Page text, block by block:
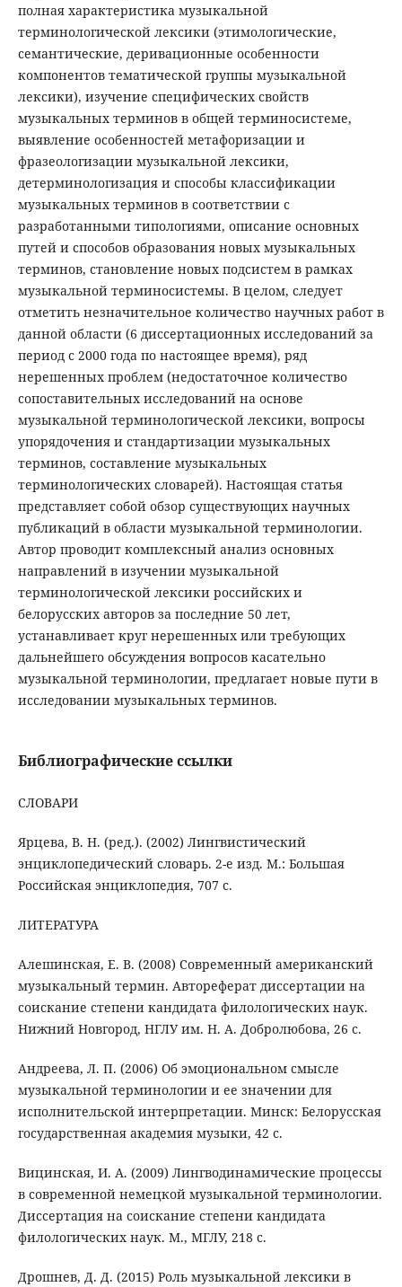
полная характеристика музыкальной
терминологической лексики (этимологические,
семантические, деривационные особенности
компонентов тематической группы музыкальной
лексики), изучение специфических свойств
музыкальных терминов в общей терминосистеме,
выявление особенностей метафоризации и
фразеологизации музыкальной лексики,
детерминологизация и способы классификации
музыкальных терминов в соответствии с
разработанными типологиями, описание основных
путей и способов образования новых музыкальных
терминов, становление новых подсистем в рамках
музыкальной терминосистемы. В целом, следует
отметить незначительное количество научных работ в
данной области (6 диссертационных исследований за
период с 2000 года по настоящее время), ряд
нерешенных проблем (недостаточное количество
сопоставительных исследований на основе
музыкальной терминологической лексики, вопросы
упорядочения и стандартизации музыкальных
терминов, составление музыкальных
терминологических словарей). Настоящая статья
представляет собой обзор существующих научных
публикаций в области музыкальной терминологии.
Автор проводит комплексный анализ основных
направлений в изучении музыкальной
терминологической лексики российских и
белорусских авторов за последние 50 лет,
устанавливает круг нерешенных или требующих
дальнейшего обсуждения вопросов касательно
музыкальной терминологии, предлагает новые пути в
исследовании музыкальных терминов.
Библиографические ссылки
СЛОВАРИ
Ярцева, В. Н. (ред.). (2002) Лингвистический
энциклопедический словарь. 2-е изд. М.: Большая
Российская энциклопедия, 707 с.
ЛИТЕРАТУРА
Алешинская, Е. В. (2008) Современный американский
музыкальный термин. Автореферат диссертации на
соискание степени кандидата филологических наук.
Нижний Новгород, НГЛУ им. Н. А. Добролюбова, 26 с.
Андреева, Л. П. (2006) Об эмоциональном смысле
музыкальной терминологии и ее значении для
исполнительской интерпретации. Минск: Белорусская
государственная академия музыки, 42 с.
Вицинская, И. А. (2009) Лингводинамические процессы
в современной немецкой музыкальной терминологии.
Диссертация на соискание степени кандидата
филологических наук. М., МГЛУ, 218 с.
Дрошнев, Д. Д. (2015) Роль музыкальной лексики в